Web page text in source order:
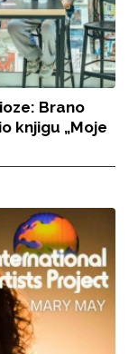
Brano
knjigu „Moje